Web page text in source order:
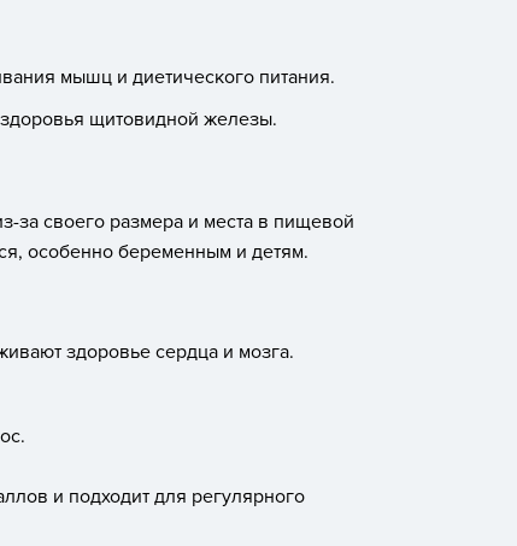
мышц и диетического питания.
щитовидной железы.
за своего размера и места в пищевой
особенно беременным и детям.
здоровье сердца и мозга.
и подходит для регулярного